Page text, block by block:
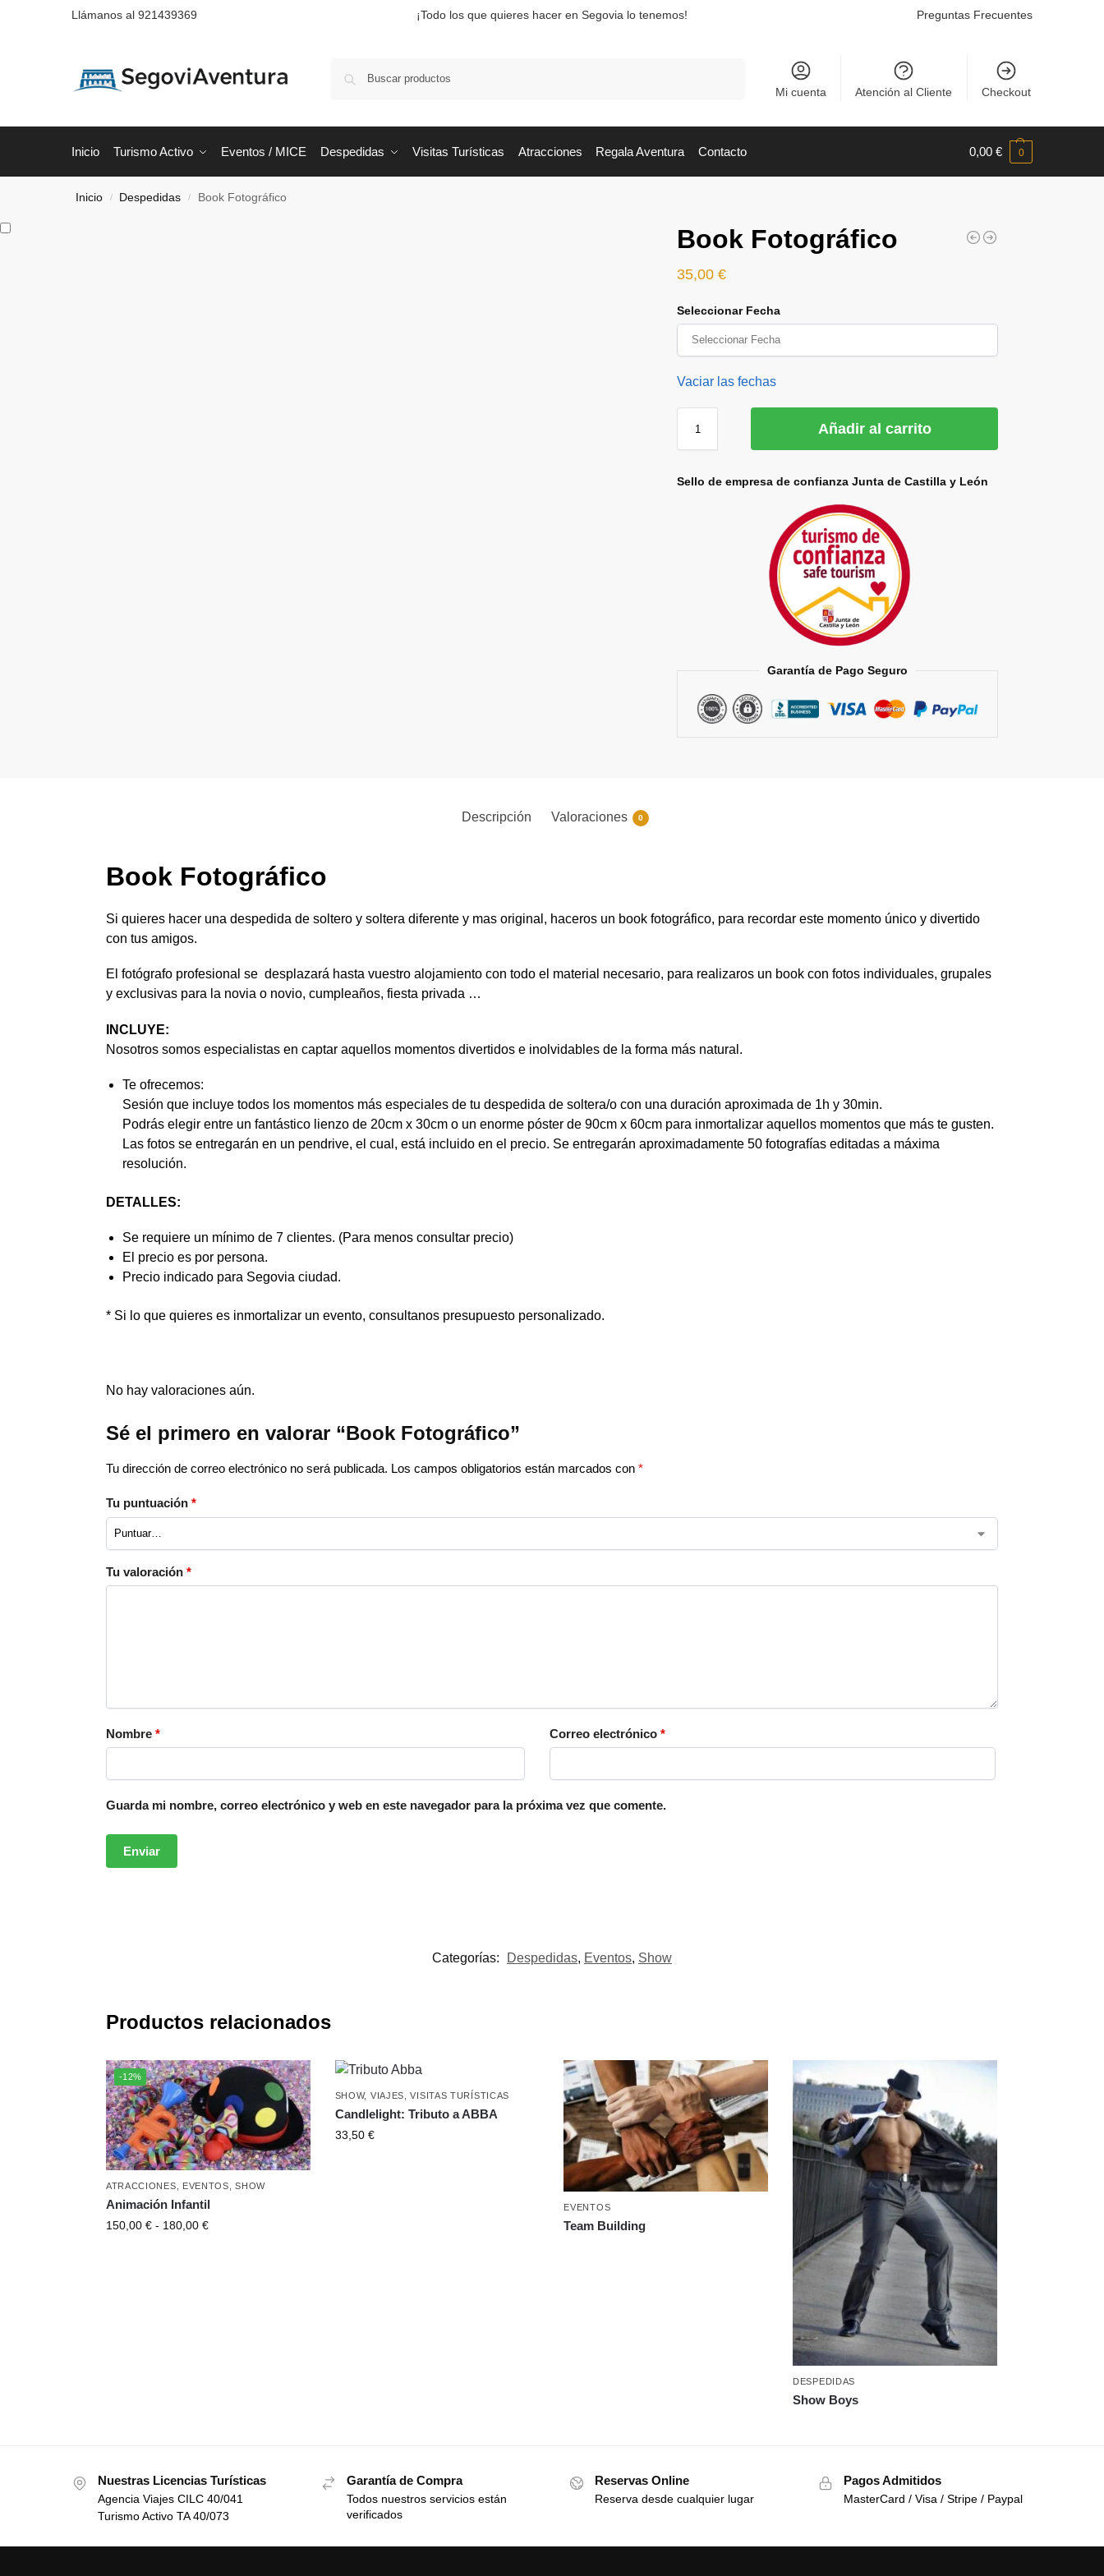
Llámanos al 921439369 ¡Todo los que quieres hacer en Segovia lo tenemos! Preguntas Frecuentes
Mi cuenta Atención al Cliente Checkout
Inicio Turismo Activo Eventos / MICE Despedidas Visitas Turísticas Atracciones Regala Aventura Contacto 0,00 € 0
Inicio / Despedidas / Book Fotográfico
Book Fotográfico
35,00€
Seleccionar Fecha
Vaciar las fechas
Añadir al carrito
Sello de empresa de confianza Junta de Castilla y León
Garantía de Pago Seguro
Descripción Valoraciones 0
Book Fotográfico
Si quieres hacer una despedida de soltero y soltera diferente y mas original, haceros un book fotográfico, para recordar este momento único y divertido
con tus amigos.
El fotógrafo profesional se desplazará hasta vuestro alojamiento con todo el material necesario, para realizaros un book con fotos individuales, grupales
y exclusivas para la novia o novio, cumpleaños, fiesta privada …
INCLUYE:
Nosotros somos especialistas en captar aquellos momentos divertidos e inolvidables de la forma más natural.
Te ofrecemos:
Sesión que incluye todos los momentos más especiales de tu despedida de soltera/o con una duración aproximada de 1h y 30min.
Podrás elegir entre un fantástico lienzo de 20cm x 30cm o un enorme póster de 90cm x 60cm para inmortalizar aquellos momentos que más te gusten.
Las fotos se entregarán en un pendrive, el cual, está incluido en el precio. Se entregarán aproximadamente 50 fotografías editadas a máxima
resolución.
DETALLES:
Se requiere un mínimo de 7 clientes. (Para menos consultar precio)
El precio es por persona.
Precio indicado para Segovia ciudad.
* Si lo que quieres es inmortalizar un evento, consultanos presupuesto personalizado.
No hay valoraciones aún.
Sé el primero en valorar “Book Fotográfico”
Tu dirección de correo electrónico no será publicada. Los campos obligatorios están marcados con *
Tu puntuación *
Tu valoración *
Nombre * Correo electrónico *
Guarda mi nombre, correo electrónico y web en este navegador para la próxima vez que comente.
Categorías: Despedidas, Eventos, Show
Productos relacionados
-12%
ATRACCIONES EVENTOS ,SHOW
Animación Infantil
150,00 € - 180,00 €
SHOW, VIAJES ,VISITAS TURÍSTICAS
Candlelight: Tributo a ABBA
33,50 €
EVENTOS
Team Building
DESPEDIDAS
Show Boys
Nuestras Licencias Turísticas
Agencia Viajes CILC 40/041
Turismo Activo TA 40/073
Garantía de Compra
Todos nuestros servicios están
verificados
Reservas Online
Reserva desde cualquier lugar
Pagos Admitidos
MasterCard / Visa / Stripe / Paypal